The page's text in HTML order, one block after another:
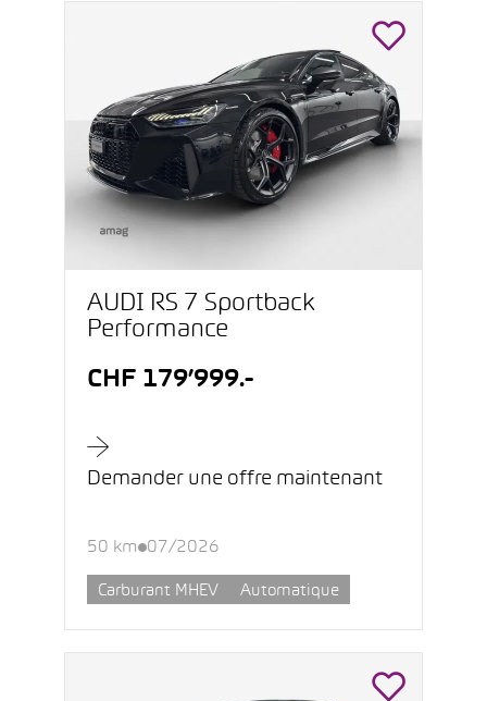
AUDI RS 7 Sportback
Performance
CHF 179’999.-
Demander une offre maintenant
50 km 07/2026
Carburant MHEV Automatique